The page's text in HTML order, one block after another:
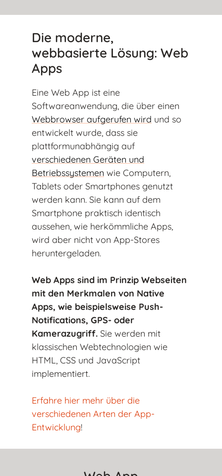
Die moderne,
webbasierte Lösung: Web
Apps
Eine Web App ist eine
Softwareanwendung, die über einen
Webbrowser aufgerufen wird und so
entwickelt wurde, dass sie
plattformunabhängig auf
verschiedenen Geräten und
Betriebssystemen wie Computern,
Tablets oder Smartphones genutzt
werden kann. Sie kann auf dem
Smartphone praktisch identisch
aussehen, wie herkömmliche Apps,
wird aber nicht von App-Stores
heruntergeladen.
Web Apps sind im Prinzip Webseiten
mit den Merkmalen von Native
Apps, wie beispielsweise Push-
Notifications, GPS- oder
Kamerazugriff. Sie werden mit
klassischen Webtechnologien wie
HTML, CSS und JavaScript
implementiert.
Erfahre hier mehr über die
verschiedenen Arten der App-
Entwicklung!